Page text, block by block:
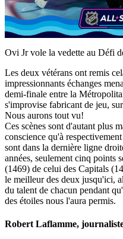
Ovi Jr vole la vedette au Défi
Les deux vétérans ont remis
impressionnants échanges
demi-finale entre la
s'improvise fabricant de jeu,
Nous aurons tout vu!
Ces scènes sont d'autant plus
conscience qu'à
sont dans la dernière ligne
années, seulement cinq points
(1469) de celui des Capitals
le meilleur des deux jusqu'ici,
du talent de chacun pendant
des étoiles nous l'aura permis.
Robert Laflamme,